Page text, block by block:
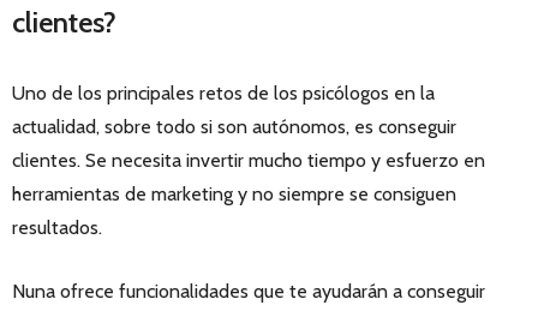
clientes?
Uno de los principales retos de los psicólogos en la
actualidad, sobre todo si son autónomos, es conseguir
clientes. Se necesita invertir mucho tiempo y esfuerzo en
herramientas de marketing y no siempre se consiguen
resultados.
Nuna ofrece funcionalidades que te ayudarán a conseguir